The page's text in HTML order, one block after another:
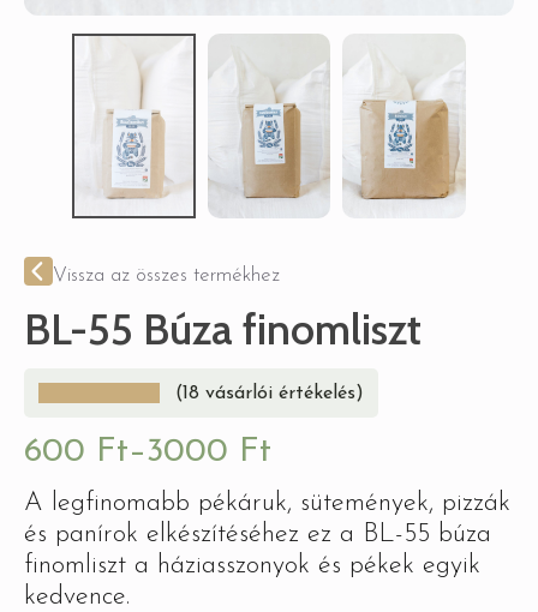
Vissza az összes termékhez
BL-55 Búza finomliszt
(18 vásárlói értékelés)
600 Ft–3000 Ft
Ártartomány:
600 Ft
-
3000 Ft
A legfinomabb pékáruk, sütemények, pizzák
és panírok elkészítéséhez ez a BL-55 búza
finomliszt a háziasszonyok és pékek egyik
kedvence.